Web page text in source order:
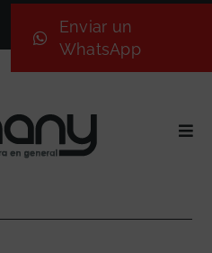
Enviar un
WhatsApp